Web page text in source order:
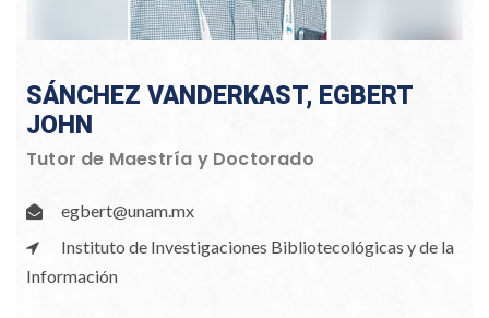
SÁNCHEZ VANDERKAST, EGBERT
JOHN
Tutor de Maestría y Doctorado
egbert@unam.mx
Instituto de Investigaciones Bibliotecológicas y de la
Información